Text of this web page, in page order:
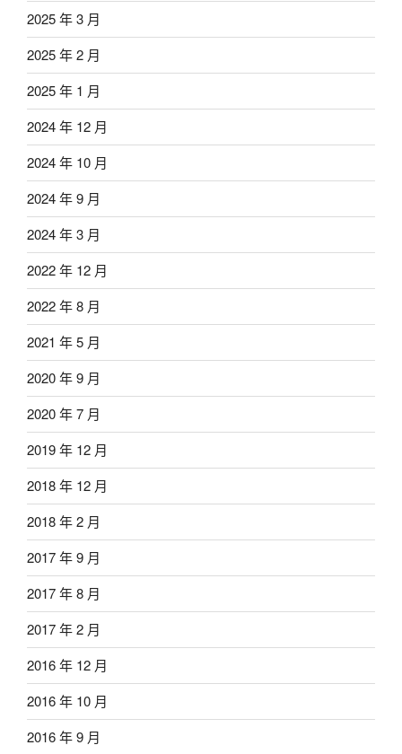
2025 年 3 月
2025 年 2 月
2025 年 1 月
2024 年 12 月
2024 年 10 月
2024 年 9 月
2024 年 3 月
2022 年 12 月
2022 年 8 月
2021 年 5 月
2020 年 9 月
2020 年 7 月
2019 年 12 月
2018 年 12 月
2018 年 2 月
2017 年 9 月
2017 年 8 月
2017 年 2 月
2016 年 12 月
2016 年 10 月
2016 年 9 月